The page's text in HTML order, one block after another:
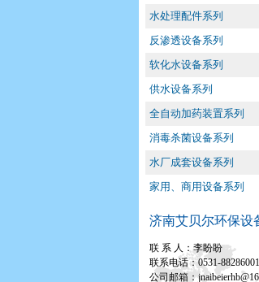
水处理配件系列
反渗透设备系列
软化水设备系列
供水设备系列
全自动加药装置系列
消毒杀菌设备系列
水厂成套设备系列
家用、商用设备系列
济南艾贝尔环保设
联 系 人：李盼盼
联系电话：0531-
公司邮箱：